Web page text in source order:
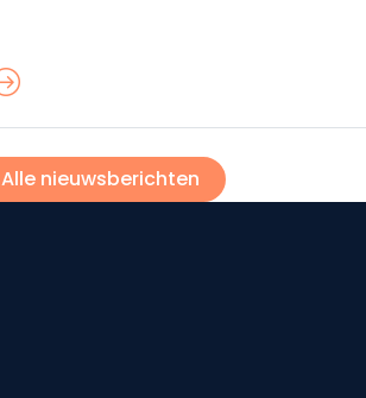
Alle nieuwsberichten